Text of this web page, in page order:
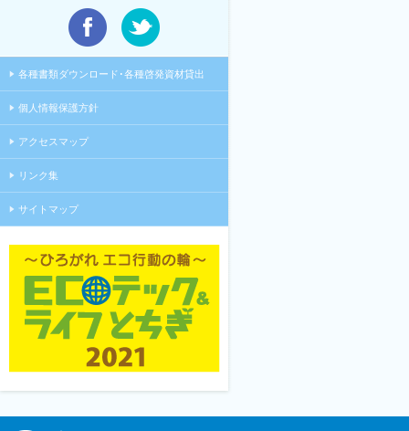
各種書類ダウンロード･各種啓発資材貸出
個人情報保護方針
アクセスマップ
リンク集
サイトマップ